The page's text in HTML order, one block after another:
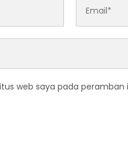
web saya pada